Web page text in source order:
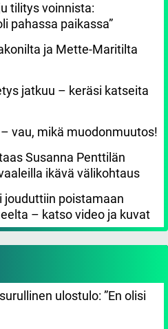
tilitys voinnista:
pahassa paikassa”
ja Mette-Maritilta
jatkuu – keräsi katseita
vau, mikä muodonmuutos!
Susanna Penttilän
ikävä välikohtaus
jouduttiin poistamaan
– katso video ja kuvat
ulostulo: ”En olisi